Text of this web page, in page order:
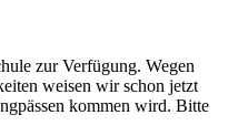
zur Verfügung. Wegen
weisen wir schon jetzt
kommen wird. Bitte